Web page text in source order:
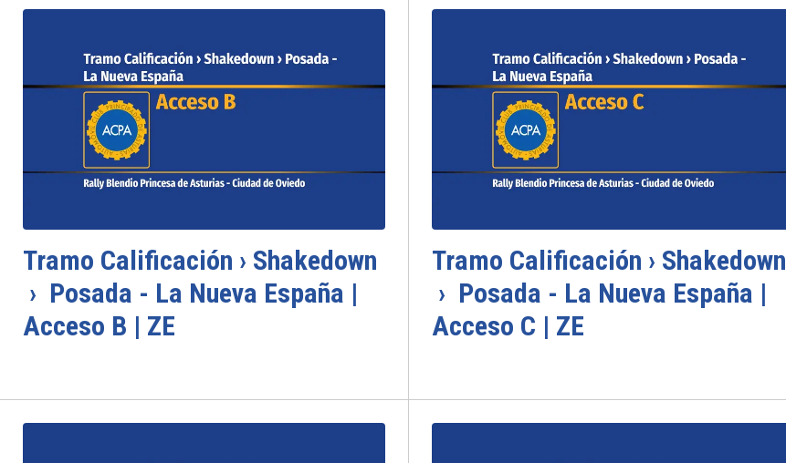
Tramo Calificación › Shakedown
› Posada - La Nueva España |
Acceso B | ZE
Tramo Calificación › Shakedown
› Posada - La Nueva España |
Acceso C | ZE